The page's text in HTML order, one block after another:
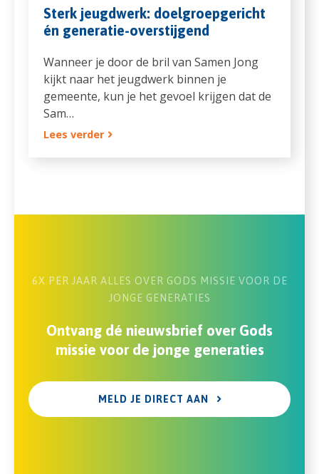
Sterk jeugdwerk: doelgroepgericht
én generatie-overstijgend
Wanneer je door de bril van Samen Jong
kijkt naar het jeugdwerk binnen je
gemeente, kun je het gevoel krijgen dat de
Sam…
Lees verder
6X PER JAAR ALLES OVER GODS MISSIE VOOR DE
JONGE GENERATIES
Ontvang dé nieuwsbrief over Gods
missie voor de jonge generaties
MELD JE DIRECT AAN